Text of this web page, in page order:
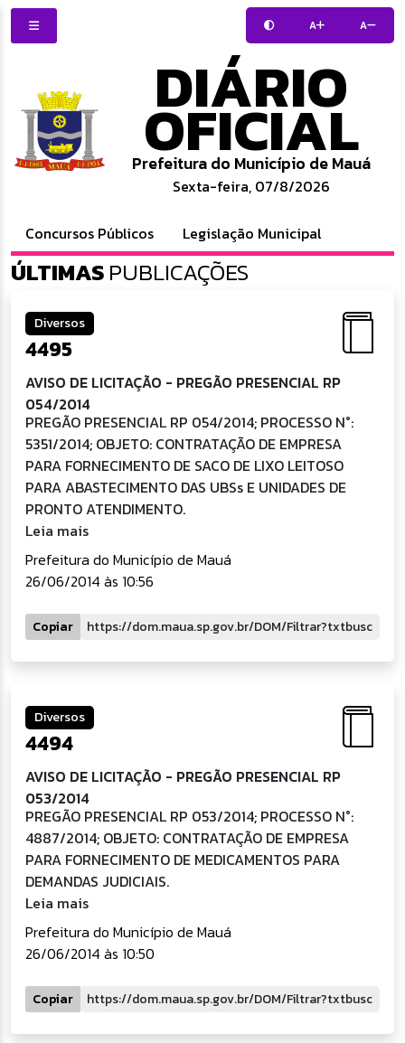
A A
DIÁRIO
OFICIAL
Prefeitura do Município de Mauá
Sexta-feira, 07/8/2026
Concursos Públicos Legislação Municipal
ÚLTIMASPUBLICAÇÕES
Diversos
4495
AVISO DE LICITAÇÃO - PREGÃO PRESENCIAL RP
054/2014
PREGÃO PRESENCIAL RP 054/2014; PROCESSO N°:
5351/2014; OBJETO: CONTRATAÇÃO DE EMPRESA
PARA FORNECIMENTO DE SACO DE LIXO LEITOSO
PARA ABASTECIMENTO DAS UBSs E UNIDADES DE
PRONTO ATENDIMENTO.
Leia mais
Prefeitura do Município de Mauá
26/06/2014 às 10:56
Copiar
Diversos
4494
AVISO DE LICITAÇÃO - PREGÃO PRESENCIAL RP
053/2014
PREGÃO PRESENCIAL RP 053/2014; PROCESSO N°:
4887/2014; OBJETO: CONTRATAÇÃO DE EMPRESA
PARA FORNECIMENTO DE MEDICAMENTOS PARA
DEMANDAS JUDICIAIS.
Leia mais
Prefeitura do Município de Mauá
26/06/2014 às 10:50
Copiar